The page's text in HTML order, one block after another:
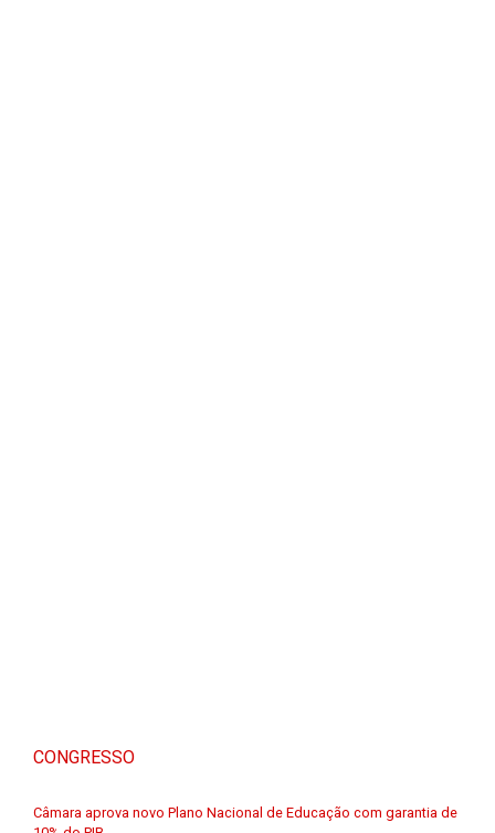
CONGRESSO
Câmara aprova novo Plano Nacional de Educação com garantia de